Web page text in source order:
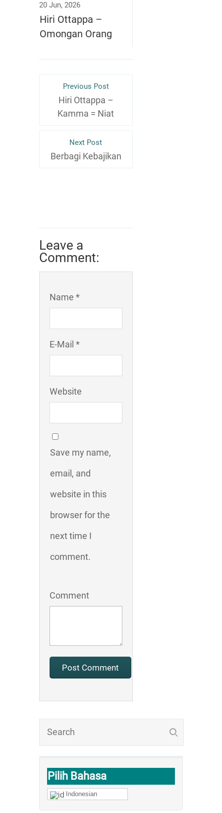
Pilih Bahasa
Indonesian
20 Jun, 2026
Hiri Ottappa –
Omongan Orang
Previous Post
Hiri Ottappa –
Kamma = Niat
Next Post
Berbagi Kebajikan
Leave a
Comment:
Name *
E-Mail *
Website
Save my name,
email, and
website in this
browser for the
next time I
comment.
Comment